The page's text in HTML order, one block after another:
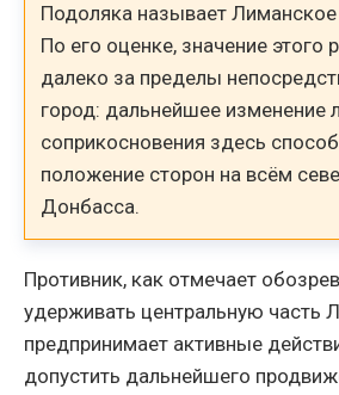
Подоляка называет Лиманское
По его оценке, значение этого
далеко за пределы
город: дальнейшее изменение
соприкосновения здесь
положение сторон на всём
Донбасса.
Противник, как отмечает
удерживать центральную часть
предпринимает активные
допустить дальнейшего